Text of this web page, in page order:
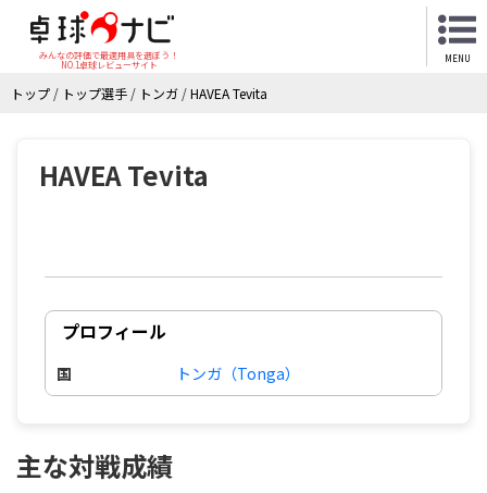
みんなの評価で最適用具を選ぼう！
NO.1卓球レビューサイト
MENU
トップ / トップ選手 / トンガ /HAVEA Tevita
HAVEA Tevita
プロフィール
国 トンガ（Tonga）
主な対戦成績